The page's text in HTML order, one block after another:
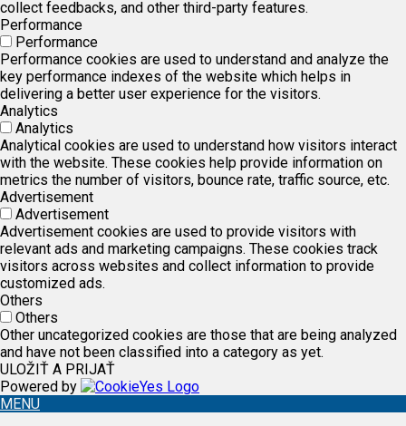
collect feedbacks, and other third-party features.
Performance
Performance
Performance cookies are used to understand and analyze the
key performance indexes of the website which helps in
delivering a better user experience for the visitors.
Analytics
Analytics
Analytical cookies are used to understand how visitors interact
with the website. These cookies help provide information on
metrics the number of visitors, bounce rate, traffic source, etc.
Advertisement
Advertisement
Advertisement cookies are used to provide visitors with
relevant ads and marketing campaigns. These cookies track
visitors across websites and collect information to provide
customized ads.
Others
Others
Other uncategorized cookies are those that are being analyzed
and have not been classified into a category as yet.
ULOŽIŤ A PRIJAŤ
Powered by
MENU